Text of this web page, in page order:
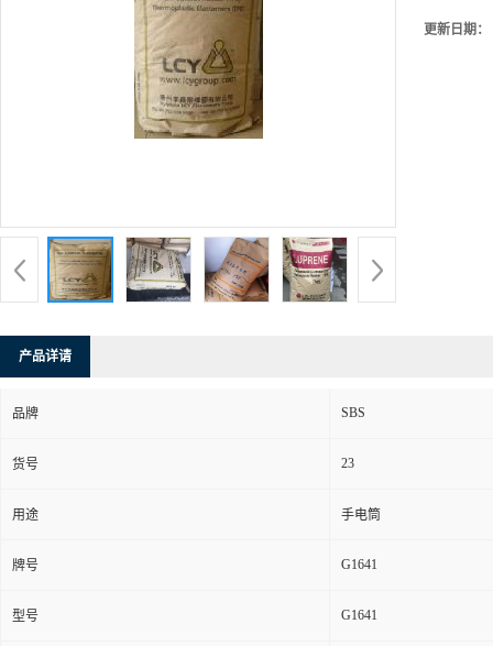
更新日期：
产品详请
品牌 SBS
货号 23
用途 手电筒
牌号 G1641
型号 G1641